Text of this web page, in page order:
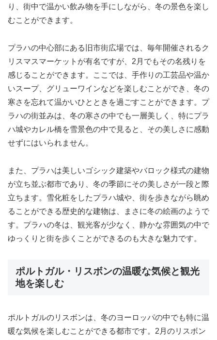
り、街中で温かい飲み物を手にしながら、冬の景色を楽し
むことができます。
プラハの中心部にある旧市街広場では、毎年開催されるク
リスマスマーケットが有名ですが、2月でもその名残りを
感じることができます。ここでは、手作りの工芸品や温か
いスープ、グリューワインなどを楽しむことができ、冬の
寒さを忘れて温かいひとときを過ごすことができます。プ
ラハの街並みは、冬の寒さの中でも一層美しく、特にプラ
ハ城やカレル橋を雪景色の中で見ると、その美しさに感動
せずにはいられません。
また、プラハは美しいゴシック建築やバロック様式の建物
が立ち並ぶ都市であり、冬の季節にその美しさが一段と際
立ちます。雪化粧をしたプラハ城や、街を歩きながら眺め
ることができる歴史的な建物は、まさに冬の絵画のようで
す。プラハの冬は、観光客が少なく、静かな雰囲気の中で
ゆっくりと街を歩くことができるのも大きな魅力です。
ポルトガル・リスボンの温暖な気候と観光
地を楽しむ
ポルトガルのリスボンは、冬のヨーロッパの中でも特に温
暖な気候を楽しむことができる都市です。2月のリスボン